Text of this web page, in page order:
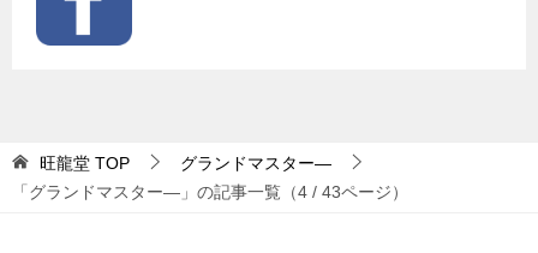
旺龍堂 TOP
グランドマスター―
「グランドマスター―」の記事一覧（4 / 43ページ）